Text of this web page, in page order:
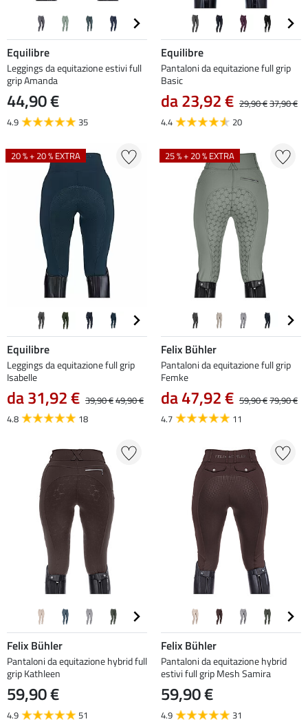
Equilibre
Leggings da equitazione estivi full
grip Amanda
44,90 €
4.9 35
Equilibre
Pantaloni da equitazione full grip
Basic
da 23,92 € 29,90 €37,90 €
4.4
20
20 % + 20 % EXTRA
Equilibre
Leggings da equitazione full grip
Isabelle
da 31,92 € 39,90 €49,90 €
4.8
18
25 % + 20 % EXTRA
Felix Bühler
Pantaloni da equitazione full grip
Femke
da 47,92 € 59,90 €79,90 €
4.7
11
Felix Bühler
Pantaloni da equitazione hybrid full
grip Kathleen
59,90 €
4.9 51
Felix Bühler
Pantaloni da equitazione hybrid
estivi full grip Mesh Samira
59,90 €
4.9 31